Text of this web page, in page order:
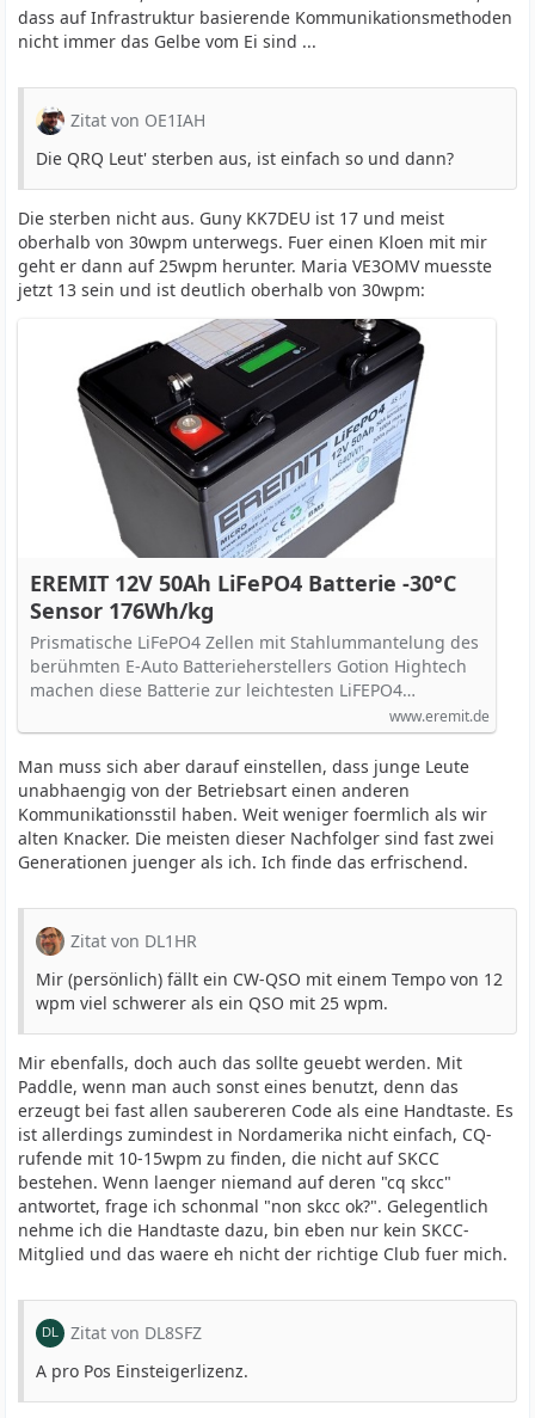
dass auf Infrastruktur basierende Kommunikationsmethoden
nicht immer das Gelbe vom Ei sind ...
Zitat von OE1IAH
Die QRQ Leut' sterben aus, ist einfach so und dann?
Die sterben nicht aus. Guny KK7DEU ist 17 und meist
oberhalb von 30wpm unterwegs. Fuer einen Kloen mit mir
geht er dann auf 25wpm herunter. Maria VE3OMV muesste
jetzt 13 sein und ist deutlich oberhalb von 30wpm:
EREMIT 12V 50Ah LiFePO4 Batterie -30°C
Sensor 176Wh/kg
Prismatische LiFePO4 Zellen mit Stahlummantelung des
berühmten E-Auto Batterieherstellers Gotion Hightech
machen diese Batterie zur leichtesten LiFEPO4…
www.eremit.de
Man muss sich aber darauf einstellen, dass junge Leute
unabhaengig von der Betriebsart einen anderen
Kommunikationsstil haben. Weit weniger foermlich als wir
alten Knacker. Die meisten dieser Nachfolger sind fast zwei
Generationen juenger als ich. Ich finde das erfrischend.
Zitat von DL1HR
Mir (persönlich) fällt ein CW-QSO mit einem Tempo von 12
wpm viel schwerer als ein QSO mit 25 wpm.
Mir ebenfalls, doch auch das sollte geuebt werden. Mit
Paddle, wenn man auch sonst eines benutzt, denn das
erzeugt bei fast allen saubereren Code als eine Handtaste. Es
ist allerdings zumindest in Nordamerika nicht einfach, CQ-
rufende mit 10-15wpm zu finden, die nicht auf SKCC
bestehen. Wenn laenger niemand auf deren "cq skcc"
antwortet, frage ich schonmal "non skcc ok?". Gelegentlich
nehme ich die Handtaste dazu, bin eben nur kein SKCC-
Mitglied und das waere eh nicht der richtige Club fuer mich.
Zitat von DL8SFZ
A pro Pos Einsteigerlizenz.